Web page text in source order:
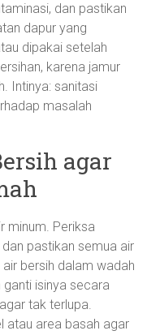
dan pastikan
dapur yang
dipakai setelah
karena jamur
Intinya: sanitasi
masalah
agar
minum. Periksa
pastikan semua air
bersih dalam wadah
ganti isinya secara
tak terlupa.
atau area basah agar